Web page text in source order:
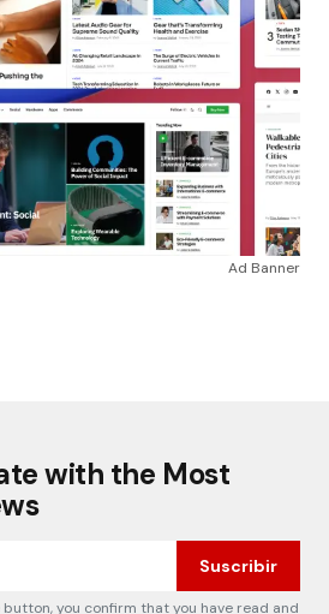
Ad Banner
with the Most
Suscribir
you confirm that you have read and